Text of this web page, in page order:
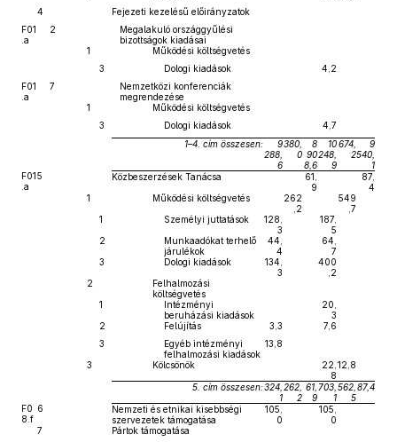
4
Fejezeti kezelésű előirányzatok
F01
.a
2
Megalakuló országgyűlési
bizottságok kiadásai
1
Működési költségvetés
3
Dologi kiadások
4,2
F01
.a
7
Nemzetközi konferenciák
megrendezése
1
Működési költségvetés
3
Dologi kiadások
4,7
1–4. cím összesen:
9
288,
6
380,
0
8
90
8,6
10
248,
9
674,
2
9
540,
1
F01
.a
5 Közbeszerzések Tanácsa
61,
9
87,
4
1
Működési költségvetés
262
,2
549
,7
1
Személyi juttatások
128,
3
187,
5
2
Munkaadókat terhelő
járulékok
44,
4
64,
7
3
Dologi kiadások
134,
3
400
,2
2
Felhalmozási
költségvetés
1
Intézményi
beruházási kiadások
20,
3
2
Felújítás 3,3
7,6
3
Egyéb intézményi
felhalmozási kiadások
13,8
3
Kölcsönök
22,
8
12,8
5. cím összesen:324,
1
262,
2
61,
9
703,
1
562,
5
87,4
F0
8.f
6
Nemzeti és etnikai kisebbségi
szervezetek támogatása
105,
0
105,
0
7
Pártok támogatása